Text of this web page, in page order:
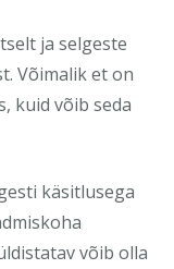
ja selgeste
Võimalik et on
kuid võib seda
käsitlusega
võib olla